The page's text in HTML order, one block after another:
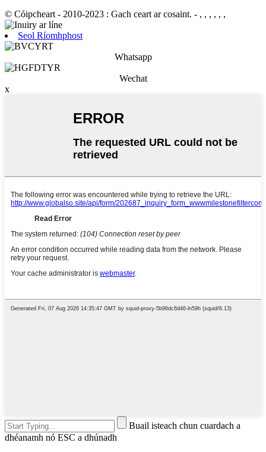
© Cóipcheart - 2010-2023 : Gach ceart ar cosaint. - , , , , , ,
Seol Ríomhphost
Whatsapp
Wechat
x
Buail isteach chun cuardach a
dhéanamh nó ESC a dhúnadh